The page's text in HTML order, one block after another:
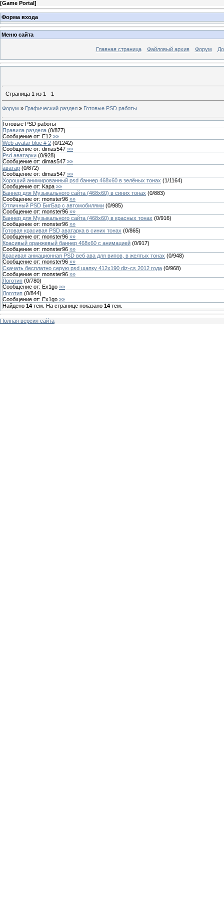
[Game Portal]
Форма входа
Меню сайта
Главная страница Файловый архив Форум
Страница 1 из 1 1
Форум » Графический раздел » Готовые PSD работы
Готовые PSD работы
Правила раздела (0/877)
Сообщение от: E12 »»
Web avatar blue # 2 (0/1242)
Сообщение от: dimas547 »»
Psd аватарки (0/928)
Сообщение от: dimas547 »»
аватар (0/872)
Сообщение от: dimas547 »»
Хороший анимированный psd баннер 468х60 в зелёных тонах (1/1164)
Сообщение от: Kapa »»
Баннер для Музыкального сайта (468х60) в синих тонах (0/883)
Сообщение от: monster96 »»
Отличный PSD БигБар с автомобилями (0/985)
Сообщение от: monster96 »»
Баннер для Музыкального сайта (468х60) в красных тонах (0/916)
Сообщение от: monster96 »»
Готовая красивая PSD аватарка в синих тонах (0/865)
Сообщение от: monster96 »»
Красивый оранжевый баннер 468х60 с анимацией (0/917)
Сообщение от: monster96 »»
Красивая анмационная PSD веб ава для випов, в желтых тонах (0/948)
Сообщение от: monster96 »»
Скачать бесплатно серую psd шапку 412х190 diz-cs 2012 года (0/968)
Сообщение от: monster96 »»
Логотип (0/780)
Сообщение от: Ex1go »»
Логотип (0/844)
Сообщение от: Ex1go »»
Найдено 14 тем. На странице показано 14 тем.
Полная версия сайта